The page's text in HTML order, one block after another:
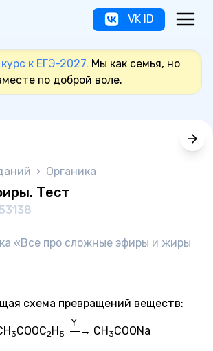
VK ID
к ЕГЭ-2027. Мы как семья, но
по доброй воле.
› Органика
Тест
«Все про сложные эфиры и жиры
схема превращений веществ:
3COOC2H5 —→
Y
CH3COONa